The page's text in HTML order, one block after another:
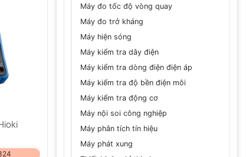
Máy đo tốc độ vòng quay
Máy đo trở kháng
Máy hiện sóng
Máy kiểm tra dây điện
Máy kiểm tra dòng điện điện áp
Máy kiểm tra độ bền điện môi
Máy kiểm tra động cơ
Máy nội soi công nghiệp
Máy phân tích tín hiệu
Máy phát xung